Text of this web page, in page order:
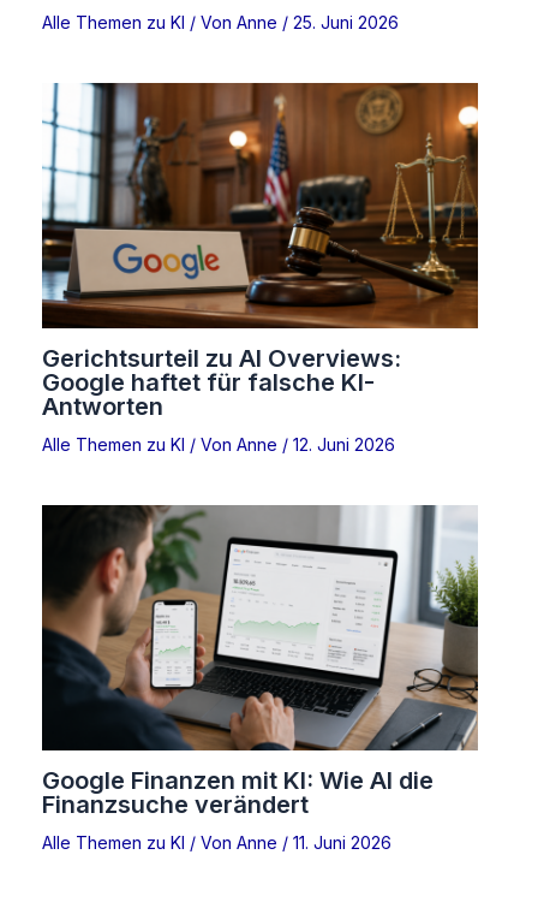
Alle Themen zu KI / Von Anne / 25. Juni 2026
Gerichtsurteil zu AI Overviews:
Google haftet für falsche KI-
Antworten
Alle Themen zu KI / Von Anne / 12. Juni 2026
Google Finanzen mit KI: Wie AI die
Finanzsuche verändert
Alle Themen zu KI / Von Anne / 11. Juni 2026